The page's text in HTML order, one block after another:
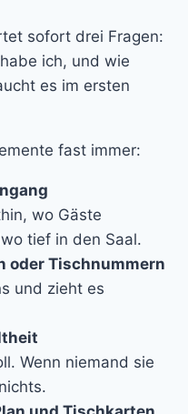
sofort drei Fragen:
ich, und wie
es im ersten
fast immer:
wo Gäste
tief in den Saal.
oder Tischnummern
und zieht es
Wenn niemand sie